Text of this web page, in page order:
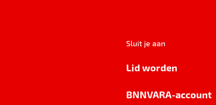
Sluit je aan
Lid worden
BNNVARA-account